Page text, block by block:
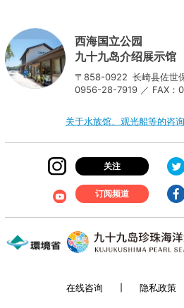
西海国立公园
九十九岛介绍展示馆
〒858-0922 长崎县佐世
0956-28-7919 ／ FAX：
关于水族馆、观光船等的咨询
关注
订阅频道
在线咨询 隐私政策